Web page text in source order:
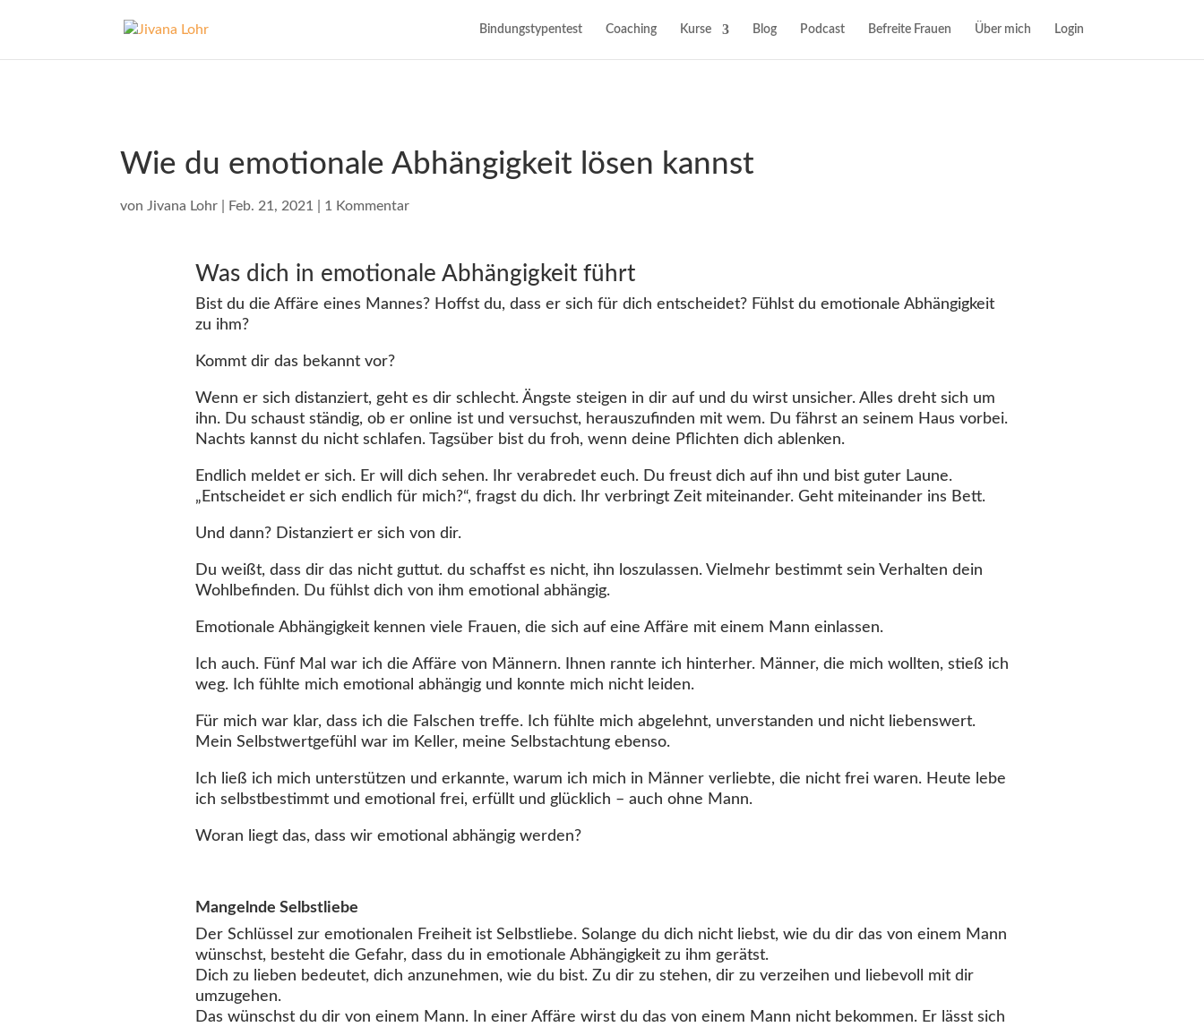
Bindungstypentest Coaching Kurse Blog Podcast Befreite Frauen Über mich Login
Wie du emotionale Abhängigkeit lösen kannst
von Jivana Lohr Feb. 21, 2021 1 Kommentar
Was dich in emotionale Abhängigkeit führt
Bist du die Affäre eines Mannes? Hoffst du, dass er sich für dich entscheidet? Fühlst du emotionale Abhängigkeit
zu ihm?
Kommt dir das bekannt vor?
Wenn er sich distanziert, geht es dir schlecht. Ängste steigen in dir auf und du wirst unsicher. Alles dreht sich um
ihn. Du schaust ständig, ob er online ist und versuchst, herauszufinden mit wem. Du fährst an seinem Haus vorbei.
Nachts kannst du nicht schlafen. Tagsüber bist du froh, wenn deine Pflichten dich ablenken.
Endlich meldet er sich. Er will dich sehen. Ihr verabredet euch. Du freust dich auf ihn und bist guter Laune.
„Entscheidet er sich endlich für mich?“, fragst du dich. Ihr verbringt Zeit miteinander. Geht miteinander ins Bett.
Und dann? Distanziert er sich von dir.
Du weißt, dass dir das nicht guttut. du schaffst es nicht, ihn loszulassen. Vielmehr bestimmt sein Verhalten dein
Wohlbefinden. Du fühlst dich von ihm emotional abhängig.
Emotionale Abhängigkeit kennen viele Frauen, die sich auf eine Affäre mit einem Mann einlassen.
Ich auch. Fünf Mal war ich die Affäre von Männern. Ihnen rannte ich hinterher. Männer, die mich wollten, stieß ich
weg. Ich fühlte mich emotional abhängig und konnte mich nicht leiden.
Für mich war klar, dass ich die Falschen treffe. Ich fühlte mich abgelehnt, unverstanden und nicht liebenswert.
Mein Selbstwertgefühl war im Keller, meine Selbstachtung ebenso.
Ich ließ ich mich unterstützen und erkannte, warum ich mich in Männer verliebte, die nicht frei waren. Heute lebe
ich selbstbestimmt und emotional frei, erfüllt und glücklich – auch ohne Mann.
Woran liegt das, dass wir emotional abhängig werden?
Mangelnde Selbstliebe
Der Schlüssel zur emotionalen Freiheit ist Selbstliebe. Solange du dich nicht liebst, wie du dir das von einem Mann
wünschst, besteht die Gefahr, dass du in emotionale Abhängigkeit zu ihm gerätst.
Dich zu lieben bedeutet, dich anzunehmen, wie du bist. Zu dir zu stehen, dir zu verzeihen und liebevoll mit dir
umzugehen.
Das wünschst du dir von einem Mann. In einer Affäre wirst du das von einem Mann nicht bekommen. Er lässt sich